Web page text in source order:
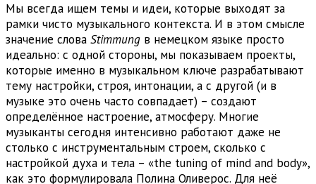
Мы всегда ищем темы и идеи, которые выходят за
рамки чисто музыкального контекста. И в этом смысле
значение слова Stimmung в немецком языке просто
идеально: с одной стороны, мы показываем проекты,
которые именно в музыкальном ключе разрабатывают
тему настройки, строя, интонации, а с другой (и в
музыке это очень часто совпадает) – создают
определённое настроение, атмосферу. Многие
музыканты сегодня интенсивно работают даже не
столько с инструментальным строем, сколько с
настройкой духа и тела – «the tuning of mind and body»,
как это формулировала Полина Оливерос. Для неё